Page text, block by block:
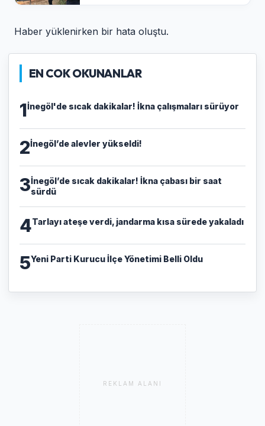
Haber yüklenirken bir hata oluştu.
EN COK OKUNANLAR
1İnegöl'de sıcak dakikalar! İkna çalışmaları sürüyor
2İnegöl’de alevler yükseldi!
3İnegöl’de sıcak dakikalar! İkna çabası bir saat
sürdü
4Tarlayı ateşe verdi, jandarma kısa sürede yakaladı
5Yeni Parti Kurucu İlçe Yönetimi Belli Oldu
REKLAM ALANI